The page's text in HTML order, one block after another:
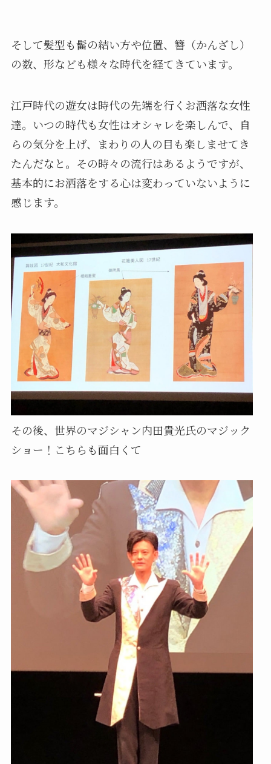
そして髪型も髷の結い方や位置、簪（かんざし）
の数、形なども様々な時代を経てきています。
江戸時代の遊女は時代の先端を行くお洒落な女性
達。いつの時代も女性はオシャレを楽しんで、自
らの気分を上げ、まわりの人の目も楽しませてき
たんだなと。その時々の流行はあるようですが、
基本的にお洒落をする心は変わっていないように
感じます。
その後、世界のマジシャン内田貴光氏のマジック
ショー！こちらも面白くて